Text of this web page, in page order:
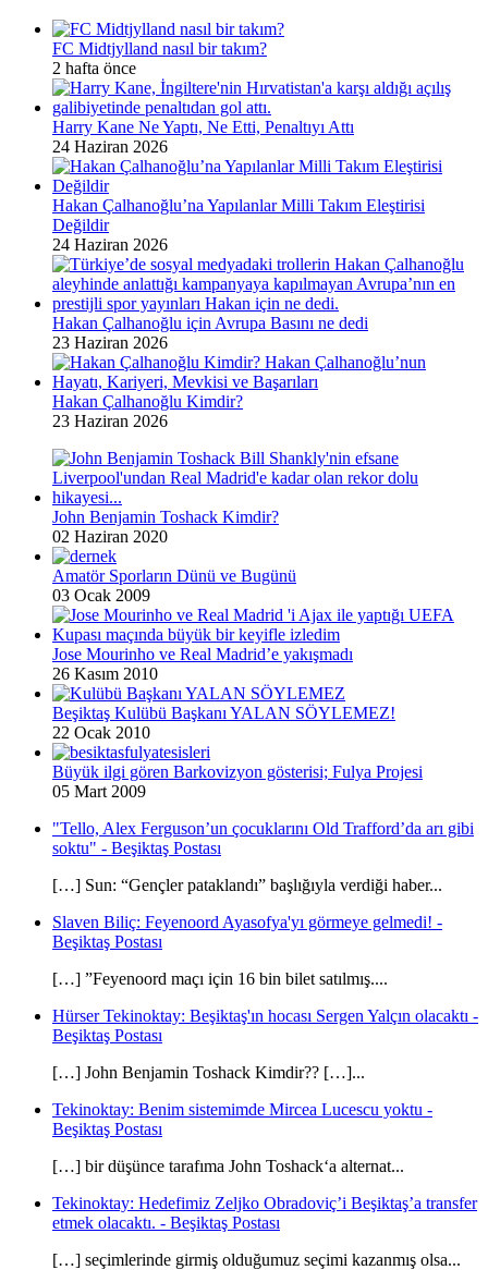
FC Midtjylland nasıl bir takım?
2 hafta önce
Harry Kane Ne Yaptı, Ne Etti, Penaltıyı Attı
24 Haziran 2026
Hakan Çalhanoğlu’na Yapılanlar Milli Takım Eleştirisi
Değildir
24 Haziran 2026
Hakan Çalhanoğlu için Avrupa Basını ne dedi
23 Haziran 2026
Hakan Çalhanoğlu Kimdir?
23 Haziran 2026
John Benjamin Toshack Kimdir?
02 Haziran 2020
Amatör Sporların Dünü ve Bugünü
03 Ocak 2009
Jose Mourinho ve Real Madrid’e yakışmadı
26 Kasım 2010
Beşiktaş Kulübü Başkanı YALAN SÖYLEMEZ!
22 Ocak 2010
Büyük ilgi gören Barkovizyon gösterisi; Fulya Projesi
05 Mart 2009
"Tello, Alex Ferguson’un çocuklarını Old Trafford’da arı gibi
soktu" - Beşiktaş Postası
[…] Sun: “Gençler pataklandı” başlığıyla verdiği haber...
Slaven Biliç: Feyenoord Ayasofya'yı görmeye gelmedi! -
Beşiktaş Postası
[…] ”Feyenoord maçı için 16 bin bilet satılmış....
Hürser Tekinoktay: Beşiktaş'ın hocası Sergen Yalçın olacaktı -
Beşiktaş Postası
[…] John Benjamin Toshack Kimdir?? […]...
Tekinoktay: Benim sistemimde Mircea Lucescu yoktu -
Beşiktaş Postası
[…] bir düşünce tarafıma John Toshack‘a alternat...
Tekinoktay: Hedefimiz Zeljko Obradoviç’i Beşiktaş’a transfer
etmek olacaktı. - Beşiktaş Postası
[…] seçimlerinde girmiş olduğumuz seçimi kazanmış olsa...